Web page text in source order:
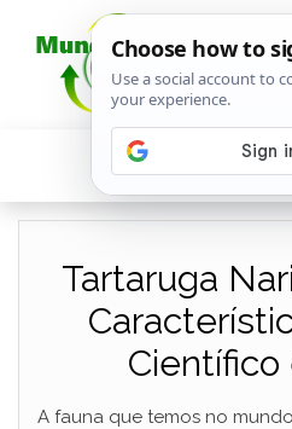
Tartaruga
Científico
A fauna que temos no